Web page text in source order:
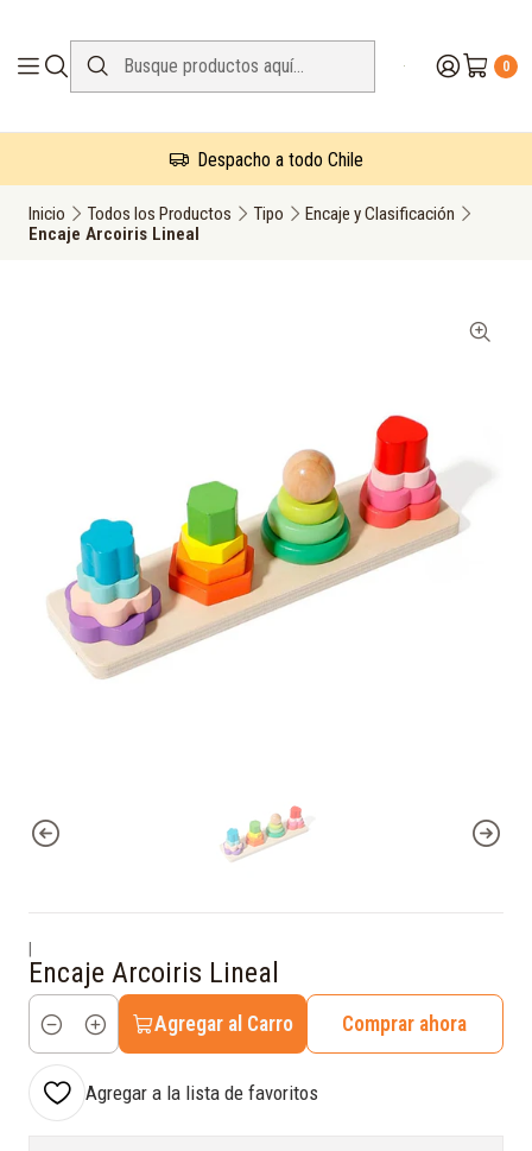
0
Despacho a todo Chile
Inicio Todos los Productos Tipo
Encaje y Clasificación
Encaje Arcoiris Lineal
Encaje Arcoiris Lineal
Cantidad
Agregar al Carro Comprar ahora
Agregar a la lista de favoritos